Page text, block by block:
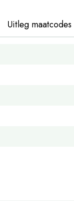
Uitleg maatcodes